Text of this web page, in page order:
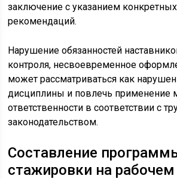
заключение с указанием
рекомендаций.
Нарушение обязанностей
контроля, несвоевременное
может рассматриваться как
дисциплины и повлечь применение
ответственности в соответствии с
законодательством.
Составление
стажировки на